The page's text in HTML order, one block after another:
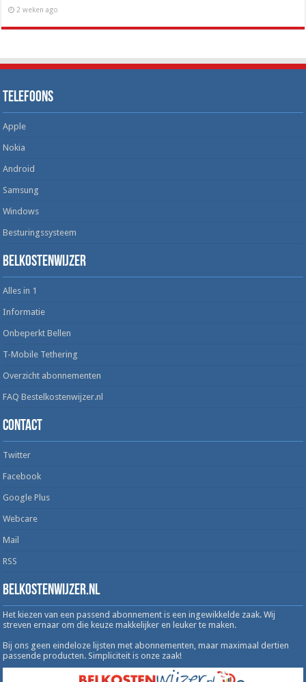
2 weken ago
Telefoons
Apple
Nokia
Android
Samsung
Windows
Besturingssysteem
Belkostenwijzer
Alles in 1
Informatie
Onbeperkt Bellen
T-Mobile Tethering
Overzicht abonnementen
FAQ Bestelkostenwijzer.nl
Contact
Twitter
Facebook
Google Plus
Webcare
Mail
RSS
Belkostenwijzer.nl
Het kiezen van een passend abonnement is een ingewikkelde zaak. Wij
streven ernaar om die keuze makkelijker en leuker te maken.
Bij ons geen eindeloze lijsten met abonnementen, maar maximaal dertien
passende producten. Simpliciteit is onze zaak!